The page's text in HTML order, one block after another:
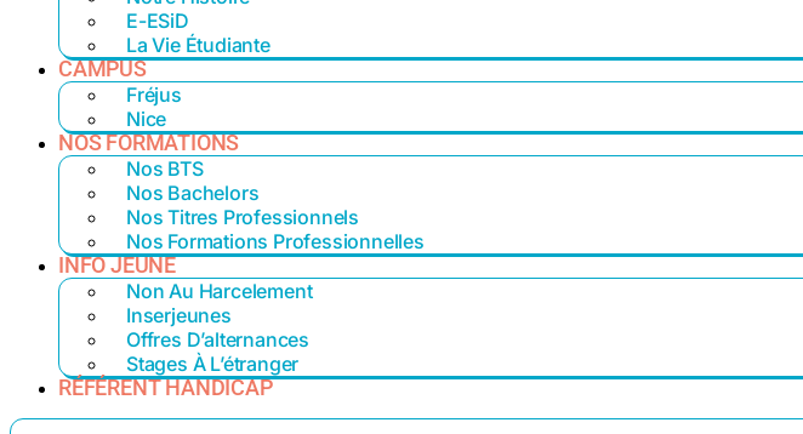
E-ESiD
La Vie Étudiante
CAMPUS
Fréjus
Nice
NOS FORMATIONS
Nos BTS
Nos Bachelors
Nos Titres Professionnels
Nos Formations Professionnelles
INFO JEUNE
Non Au Harcelement
Inserjeunes
Offres D’alternances
Stages À L’étranger
RÉFÉRENT HANDICAP